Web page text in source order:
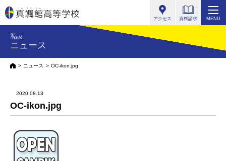
アクセス 資料請求 MENU
News
ニュース
HOMEニュース OC-ikon.jpg
2020.08.13
OC-ikon.jpg